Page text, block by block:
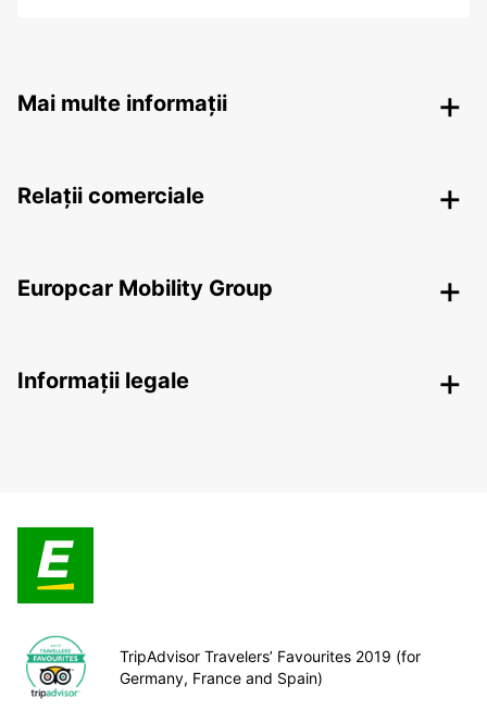
Mai multe informații
Relații comerciale
Europcar Mobility Group
Informații legale
TripAdvisor Travelers’ Favourites 2019 (for
Germany, France and Spain)